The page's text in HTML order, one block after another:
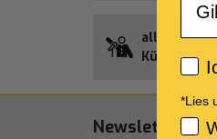
alle
Künstler
Newsletter
*Lies